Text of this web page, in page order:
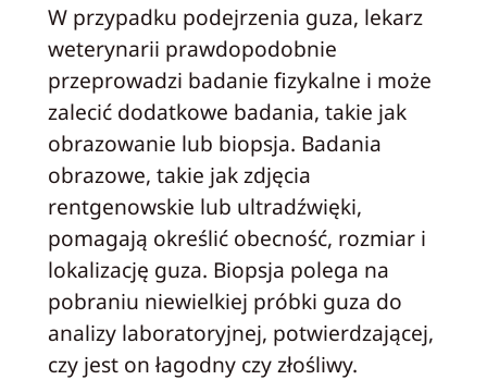
W przypadku podejrzenia guza, lekarz
weterynarii prawdopodobnie
przeprowadzi badanie fizykalne i może
zalecić dodatkowe badania, takie jak
obrazowanie lub biopsja. Badania
obrazowe, takie jak zdjęcia
rentgenowskie lub ultradźwięki,
pomagają określić obecność, rozmiar i
lokalizację guza. Biopsja polega na
pobraniu niewielkiej próbki guza do
analizy laboratoryjnej, potwierdzającej,
czy jest on łagodny czy złośliwy.